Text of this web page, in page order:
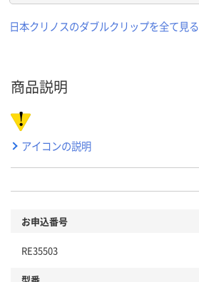
日本クリノスのダブルクリップを全て見る
商品説明
アイコンの説明
お申込番号
RE35503